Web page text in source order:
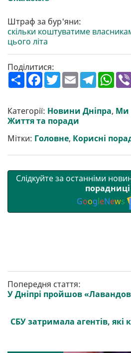
Штраф за бур'яни:
скільки коштуватиме
цього літа
Поділитися:
П
о
р
и
т
F
a
b
o
o
T
w
t
e
r
E
m
l
T
e
g
r
W
h
s
A
Категорії: Новини Дніпра, Ми
Життя та поради
Мітки: Головне, Корисні
Слідкуйте за останніми
порадниці
GoogleNews
Попередня стаття:
У Дніпрі пройшов
СБУ затримала агентів, які